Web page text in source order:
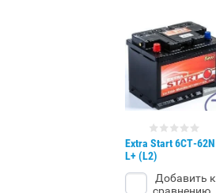
Extra Start 6СТ-62N
L+ (L2)
Добавить к